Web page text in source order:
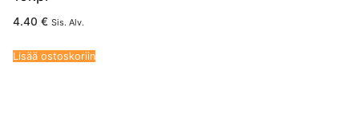
4.40 € Sis. Alv.
Lisää ostoskoriin